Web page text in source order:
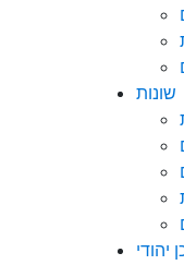
שונות
יהודי